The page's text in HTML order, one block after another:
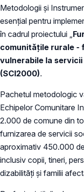
Metodologii și
esențial pentru
în cadrul proiectului „
comunitățile rurale -
vulnerabile la
(SCI2000).
Pachetul metodologic
Echipelor Comunitare
2.000 de comune din
furnizarea de servicii
aproximativ 450.000
inclusiv copii, tineri,
dizabilități și familii